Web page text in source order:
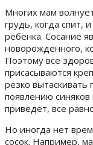
Многих мам
грудь, когда спит,
ребенка. Сосание
новорожденного,
Поэтому все
присасываются
резко вытаскивать
появлению
приведет, все
Но иногда нет
сосок. Например,